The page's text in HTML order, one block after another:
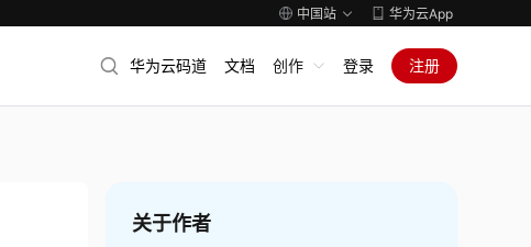
中国站 华为云App
华为云码道 文档 创作 登录 注册
关于作者